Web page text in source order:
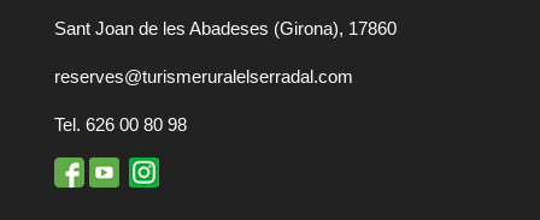
Sant Joan de les Abadeses (Girona), 17860
reserves@turismeruralelserradal.com
Tel. 626 00 80 98